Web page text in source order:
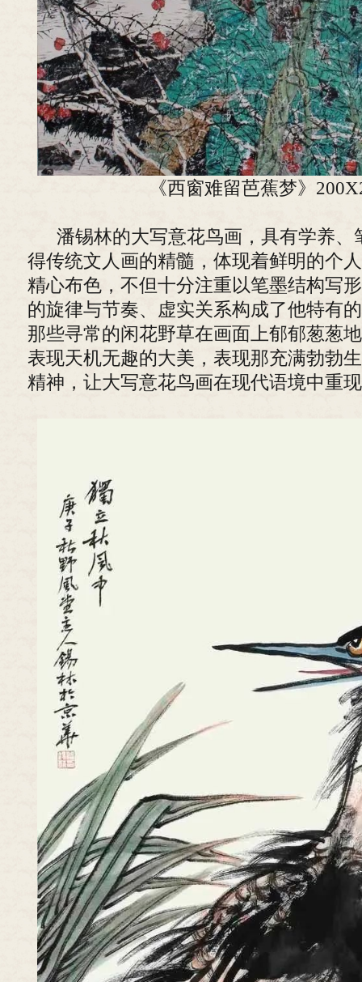
《西窗难留芭蕉梦》
潘锡林的大写意花鸟画，具有学养、
得传统文人画的精髓，体现着鲜明的个
精心布色，不但十分注重以笔墨结构写
的旋律与节奏、虚实关系构成了他特有
那些寻常的闲花野草在画面上郁郁葱葱
表现天机无趣的大美，表现那充满勃勃
精神，让大写意花鸟画在现代语境中重